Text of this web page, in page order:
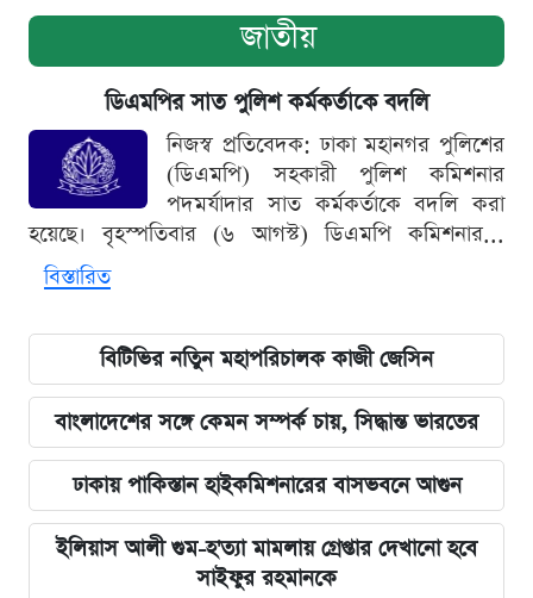
জাতীয়
ডিএমপির সাত পুলিশ কর্মকর্তাকে বদলি
নিজস্ব প্রতিবেদক: ঢাকা মহানগর পুলিশের
(ডিএমপি) সহকারী পুলিশ কমিশনার
পদমর্যাদার সাত কর্মকর্তাকে বদলি করা
হয়েছে। বৃহস্পতিবার (৬ আগস্ট) ডিএমপি কমিশনার...
বিস্তারিত
বিটিভির নতিুন মহাপরিচালক কাজী জেসিন
বাংলাদেশের সঙ্গে কেমন সম্পর্ক চায়, সিদ্ধান্ত ভারতের
ঢাকায় পাকিস্তান হাইকমিশনারের বাসভবনে আগুন
ইলিয়াস আলী গুম-হ'ত্যা মামলায় গ্রেপ্তার দেখানো হবে
সাইফুর রহমানকে